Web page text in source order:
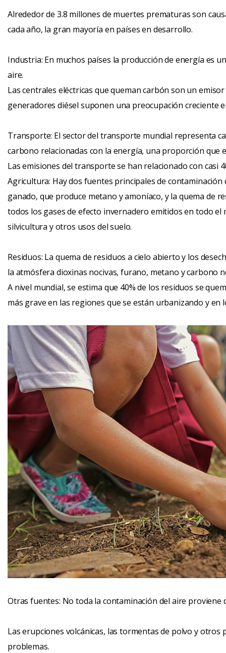
Alrededor de 3.8 millones de muertes prematuras son
cada año, la gran mayoría en países en desarrollo.
Industria: En muchos países la producción de energía es
aire.
Las centrales eléctricas que queman carbón son un
generadores diésel suponen una preocupación creciente
Transporte: El sector del transporte mundial representa
carbono relacionadas con la energía, una proporción que
Las emisiones del transporte se han relacionado con casi
Agricultura: Hay dos fuentes principales de
ganado, que produce metano y amoníaco, y la quema de
todos los gases de efecto invernadero emitidos en todo
silvicultura y otros usos del suelo.
Residuos: La quema de residuos a cielo abierto y los
la atmósfera dioxinas nocivas, furano, metano y carbono
A nivel mundial, se estima que 40% de los residuos se
más grave en las regiones que se están urbanizando y en
Otras fuentes: No toda la contaminación del aire proviene
Las erupciones volcánicas, las tormentas de polvo y
problemas.